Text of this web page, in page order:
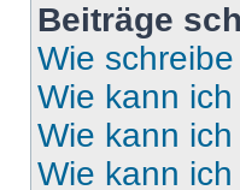
Beiträge
Wie
Wie kann
Wie kann
Wie kann